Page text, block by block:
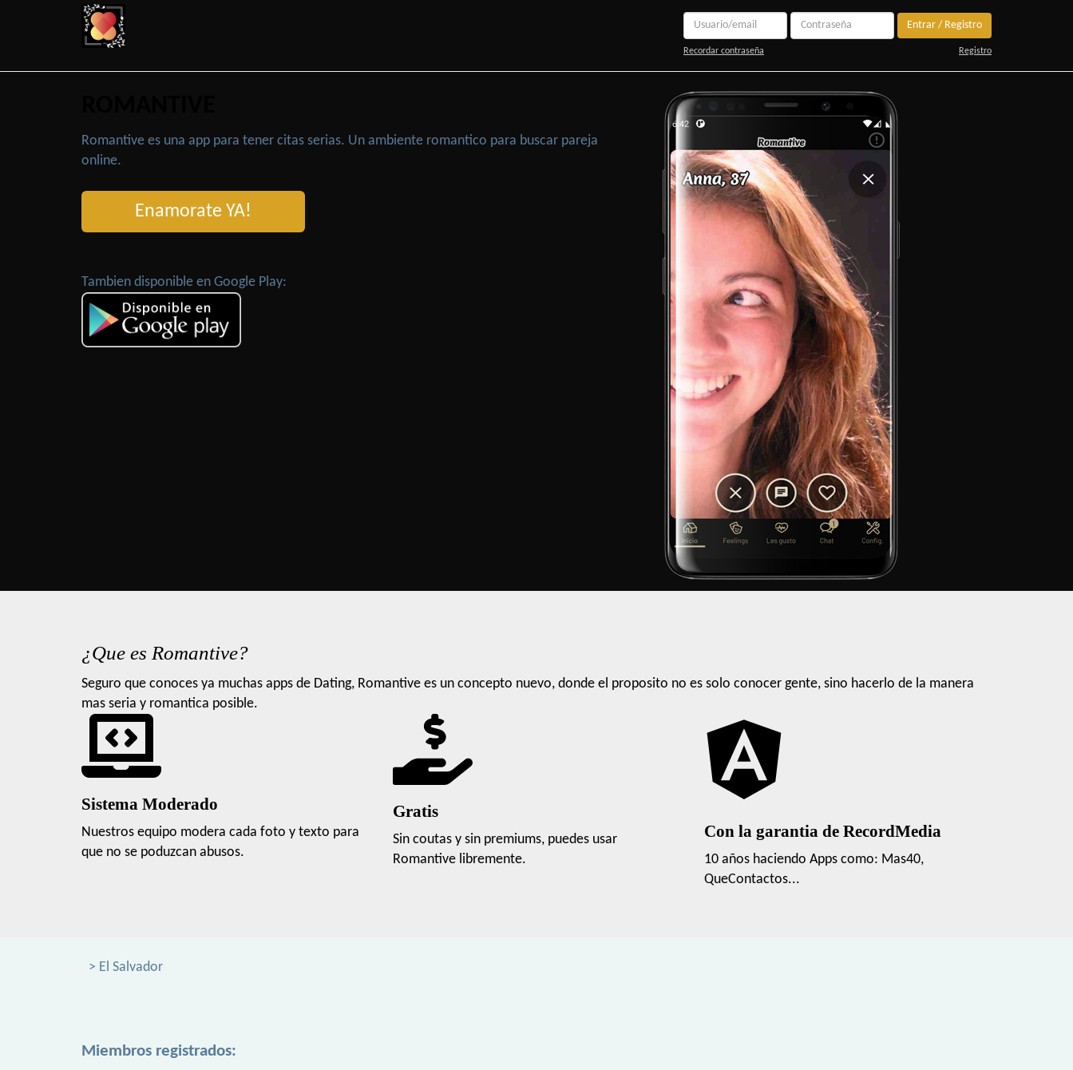
Entrar / Registro
Recordar contraseña Registro
Romantive es una app para tener citas serias. Un ambiente romantico para buscar pareja
online.
Enamorate YA!
Tambien disponible en Google Play:
¿Que es Romantive?
Seguro que conoces ya muchas apps de Dating, Romantive es un concepto nuevo, donde el proposito no es solo conocer gente, sino hacerlo de la manera
mas seria y romantica posible.
Sistema Moderado
Nuestros equipo modera cada foto y texto para
que no se poduzcan abusos.
Gratis
Sin coutas y sin premiums, puedes usar
Romantive libremente.
Con la garantia de RecordMedia
10 años haciendo Apps como: Mas40,
QueContactos...
> El Salvador
Miembros registrados: